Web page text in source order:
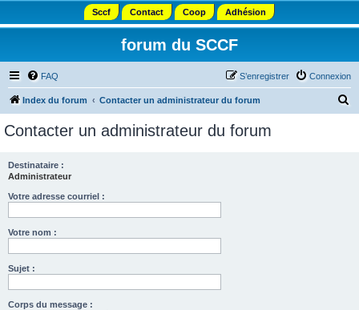
Sccf Contact Coop Adhésion
forum du SCCF
FAQ Connexion
S’enregistrer
Index du forum Contacter un administrateur du forum
Contacter un administrateur du forum
Destinataire :
Administrateur
Votre adresse courriel :
Votre nom :
Sujet :
Corps du message :